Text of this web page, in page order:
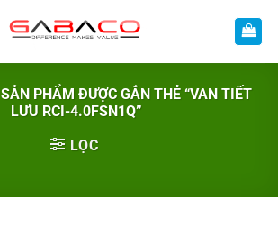
SẢN PHẨM ĐƯỢC GẮN THẺ “VAN TIẾT
LƯU RCI-4.0FSN1Q”
LỌC